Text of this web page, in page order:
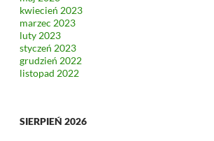
kwiecień 2023
marzec 2023
luty 2023
styczeń 2023
grudzień 2022
listopad 2022
SIERPIEŃ 2026